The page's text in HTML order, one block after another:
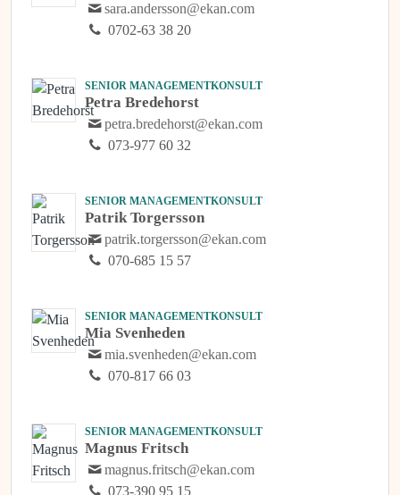
sara.andersson@ekan.com
0702-63 38 20
SENIOR MANAGEMENTKONSULT
Petra Bredehorst
petra.bredehorst@ekan.com
073-977 60 32
SENIOR MANAGEMENTKONSULT
Patrik Torgersson
patrik.torgersson@ekan.com
070-685 15 57
SENIOR MANAGEMENTKONSULT
Mia Svenheden
mia.svenheden@ekan.com
070-817 66 03
SENIOR MANAGEMENTKONSULT
Magnus Fritsch
magnus.fritsch@ekan.com
073-390 95 15